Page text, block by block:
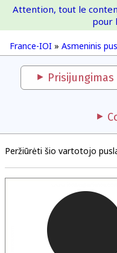
France-IOI » Asmeninis
Attention, tout le
pour
Prisijungimas
Peržiūrėti šio vartotojo